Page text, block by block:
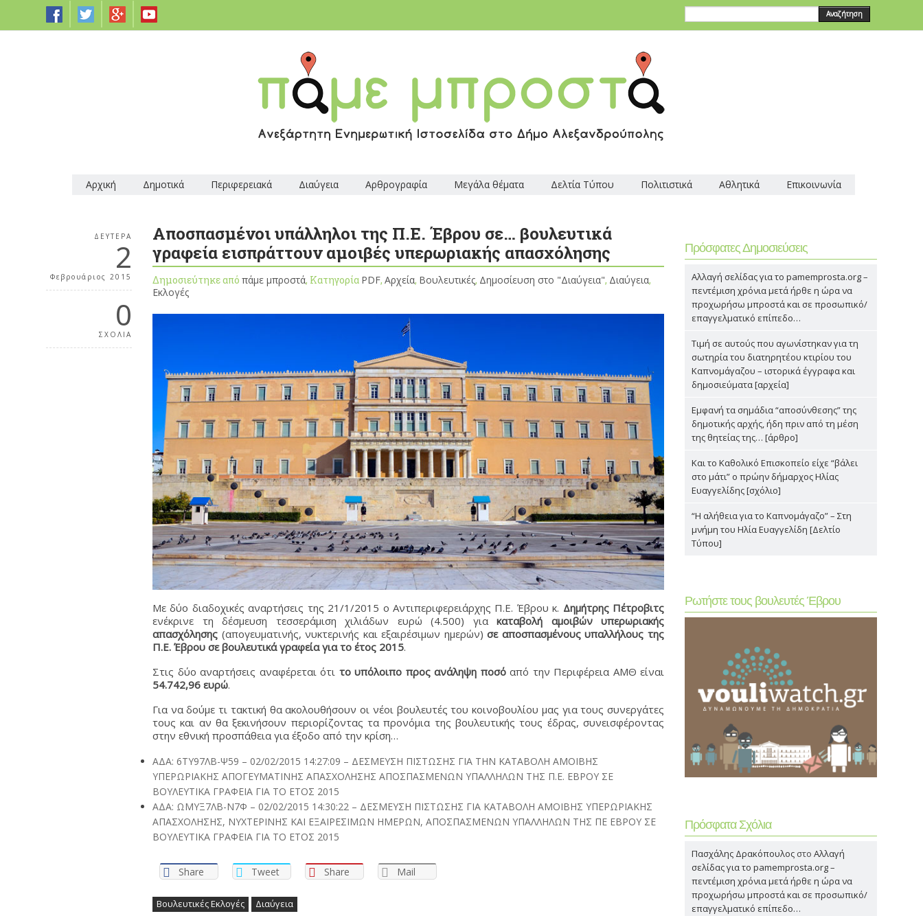
Αναζήτηση
Αρχική Δημοτικά Περιφερειακά Διαύγεια Αρθρογραφία Μεγάλα θέματα Δελτία Τύπου Πολιτιστικά Αθλητικά Επικοινωνία
ΔΕΥΤΈΡΑ
2
Φεβρουάριος 2015
0
ΣΧΟΛΙΑ
Αποσπασμένοι υπάλληλοι της Π.Ε. Έβρου σε… βουλευτικά
γραφεία εισπράττουν αμοιβές υπερωριακής απασχόλησης
Δημοσιεύτηκε απόπάμε μπροστά, Κατηγορία PDF,Αρχεία, Βουλευτικές, Δημοσίευση στο "Διαύγεια", Διαύγεια,
Εκλογές
Με δύο διαδοχικές αναρτήσεις της 21/1/2015 ο Αντιπεριφερειάρχης Π.Ε. Έβρου κ. Δημήτρης Πέτροβιτς
ενέκρινε τη δέσμευση τεσσεράμιση χιλιάδων ευρώ (4.500) γιακαταβολή αμοιβών υπερωριακής
απασχόλησης (απογευματινής, νυκτερινής και εξαιρέσιμων ημερών) σε αποσπασμένους υπαλλήλους της
Π.Ε. Έβρου σε βουλευτικά γραφεία για το έτος 2015.
Στις δύο αναρτήσεις αναφέρεται ότι το υπόλοιπο προς ανάληψη ποσόαπό την Περιφέρεια ΑΜΘ είναι
54.742,96 ευρώ.
Για να δούμε τι τακτική θα ακολουθήσουν οι νέοι βουλευτές του κοινοβουλίου μας για τους συνεργάτες
τους και αν θα ξεκινήσουν περιορίζοντας τα προνόμια της βουλευτικής τους έδρας, συνεισφέροντας
στην εθνική προσπάθεια για έξοδο από την κρίση…
ΑΔΑ: 6ΤΥ97ΛΒ-Ψ59 – 02/02/2015 14:27:09 – ΔΕΣΜΕΥΣΗ ΠΙΣΤΩΣΗΣ ΓΙΑ ΤΗΝ ΚΑΤΑΒΟΛΗ ΑΜΟΙΒΗΣ
ΥΠΕΡΩΡΙΑΚΗΣ ΑΠΟΓΕΥΜΑΤΙΝΗΣ ΑΠΑΣΧΟΛΗΣΗΣ ΑΠΟΣΠΑΣΜΕΝΩΝ ΥΠΑΛΛΗΛΩΝ ΤΗΣ Π.Ε. ΕΒΡΟΥ ΣΕ
ΒΟΥΛΕΥΤΙΚΑ ΓΡΑΦΕΙΑ ΓΙΑ ΤΟ ΕΤΟΣ 2015
ΑΔΑ: ΩΜΥΞ7ΛΒ-Ν7Φ – 02/02/2015 14:30:22 – ΔΕΣΜΕΥΣΗ ΠΙΣΤΩΣΗΣ ΓΙΑ ΚΑΤΑΒΟΛΗ ΑΜΟΙΒΗΣ ΥΠΕΡΩΡΙΑΚΗΣ
ΑΠΑΣΧΟΛΗΣΗΣ, ΝΥΧΤΕΡΙΝΗΣ ΚΑΙ ΕΞΑΙΡΕΣΙΜΩΝ ΗΜΕΡΩΝ, ΑΠΟΣΠΑΣΜΕΝΩΝ ΥΠΑΛΛΗΛΩΝ ΤΗΣ ΠΕ ΕΒΡΟΥ ΣΕ
ΒΟΥΛΕΥΤΙΚΑ ΓΡΑΦΕΙΑ ΓΙΑ ΤΟ ΕΤΟΣ 2015
Share Tweet Share Mail
Βουλευτικές Εκλογές Διαύγεια
Πρόσφατες Δημοσιεύσεις
Αλλαγή σελίδας για το pamemprosta.org –
πεντέμιση χρόνια μετά ήρθε η ώρα να
προχωρήσω μπροστά και σε προσωπικό/
επαγγελματικό επίπεδο…
Τιμή σε αυτούς που αγωνίστηκαν για τη
σωτηρία του διατηρητέου κτιρίου του
Καπνομάγαζου – ιστορικά έγγραφα και
δημοσιεύματα [αρχεία]
Εμφανή τα σημάδια “αποσύνθεσης” της
δημοτικής αρχής, ήδη πριν από τη μέση
της θητείας της… [άρθρο]
Και το Καθολικό Επισκοπείο είχε “βάλει
στο μάτι” ο πρώην δήμαρχος Ηλίας
Ευαγγελίδης [σχόλιο]
“Η αλήθεια για το Καπνομάγαζο” – Στη
μνήμη του Ηλία Ευαγγελίδη [Δελτίο
Τύπου]
Ρωτήστε τους βουλευτές Έβρου
Πρόσφατα Σχόλια
Πασχάλης Δρακόπουλος στο Αλλαγή
σελίδας για το pamemprosta.org –
πεντέμιση χρόνια μετά ήρθε η ώρα να
προχωρήσω μπροστά και σε προσωπικό/
επαγγελματικό επίπεδο…